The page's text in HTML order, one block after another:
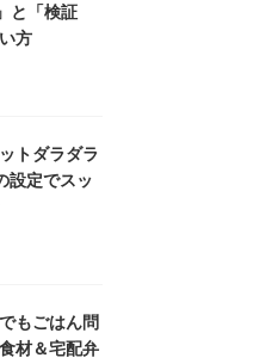
と「検証
方
トダラダラ
設定でスッ
もごはん問
材＆宅配弁